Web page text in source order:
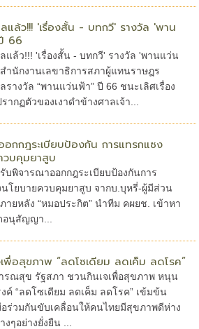
ลแล้ว!!! 'เรื่องสั้น - บทกวี' รางวัล 'พาน
66
แล้ว!!! 'เรื่องสั้น - บทกวี' รางวัล 'พานแว่น
ำนักงานเลขาธิการสภาผู้แทนราษฎร
รางวัล “พานแว่นฟ้า” ปี 66 ชนะเลิศเรื่อง
ากฏตัวของเงาดำข้างศาลเจ้า...
อกกฎระเบียบป้องกัน การแทรกแซง
วบคุมยาสูบ
บพิจารณาออกกฎระเบียบป้องกันการ
โยบายควบคุมยาสูบ จากบ.บุหรี่-ผู้มีส่วน
ายหลัง “หมอประกิต” นำทีม คผยช. เข้าหา
อนุสัญญา...
พื่อสุขภาพ “ลดโซเดียม ลดเค็ม ลดโรค”
รณสุข รัฐสภา ชวนกินเจเพื่อสุขภาพ หนุน
ค์ “ลดโซเดียม ลดเค็ม ลดโรค” เข้มข้น
ร่วมกันขับเคลื่อนให้คนไทยมีสุขภาพดีห่าง
ๆอย่างยั่งยืน ...